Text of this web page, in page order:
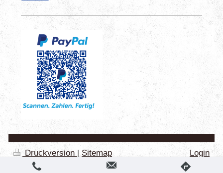
Druckversion| Sitemap
Login
Webansicht